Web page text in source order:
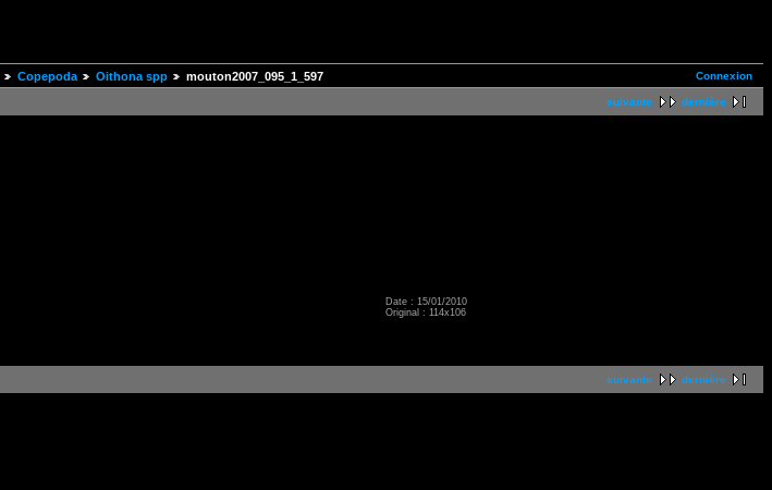
Connexion
Copepoda Oithona spp mouton2007_095_1_597
suivante dernière
Date : 15/01/2010
Original : 114x106
suivante dernière